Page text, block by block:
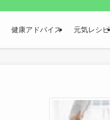
健康アドバイス 元気レシピ